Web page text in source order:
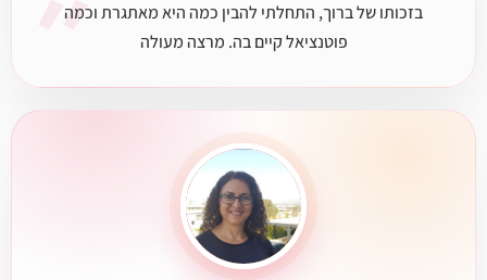
״בזכותו של ברוך, התחלתי להבין כמה היא מאתגרת וכמה
פוטנציאל קיים בה. מרצה מעולה